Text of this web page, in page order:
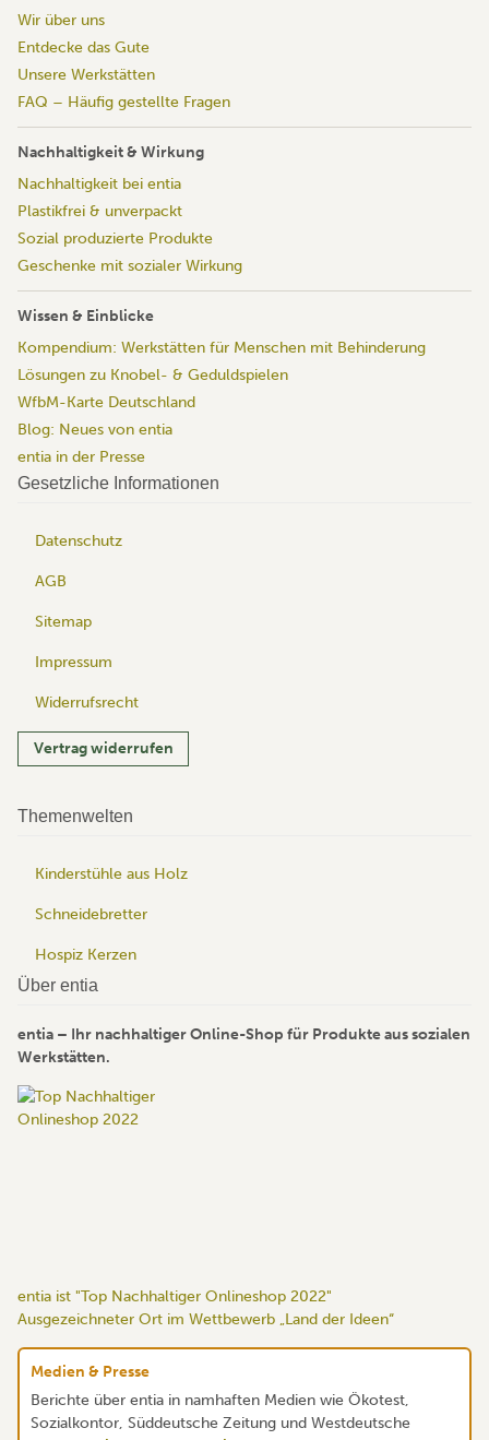
Wir über uns
Entdecke das Gute
Unsere Werkstätten
FAQ – Häufig gestellte Fragen
Nachhaltigkeit & Wirkung
Nachhaltigkeit bei entia
Plastikfrei & unverpackt
Sozial produzierte Produkte
Geschenke mit sozialer Wirkung
Wissen & Einblicke
Kompendium: Werkstätten für Menschen mit Behinderung
Lösungen zu Knobel- & Geduldspielen
WfbM-Karte Deutschland
Blog: Neues von entia
entia in der Presse
Gesetzliche Informationen
Datenschutz
AGB
Sitemap
Impressum
Widerrufsrecht
Vertrag widerrufen
Themenwelten
Kinderstühle aus Holz
Schneidebretter
Hospiz Kerzen
Über entia
entia – Ihr nachhaltiger Online-Shop für Produkte aus sozialen
Werkstätten.
entia ist "Top Nachhaltiger Onlineshop 2022"
Ausgezeichneter Ort im Wettbewerb „Land der Ideen“
Medien & Presse
Berichte über entia in namhaften Medien wie Ökotest,
Sozialkontor, Süddeutsche Zeitung und Westdeutsche